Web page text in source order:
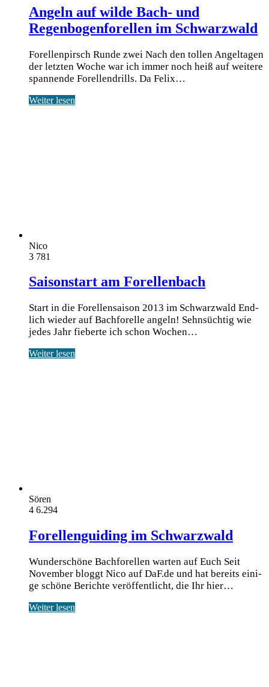
Angeln auf wilde Bach- und
Regenbogenforellen im Schwarzwald
Forellenpirsch Runde zwei Nach den tol­len Angel­ta­gen
der letz­ten Woche war ich immer noch heiß auf wei­te­re
span­nen­de Forel­len­drills. Da Felix…
Weiter lesen
Nico
3 781
Saisonstart am Forellenbach
Start in die Forellensaison 2013 im Schwarzwald End­
lich wie­der auf Bach­fo­rel­le angeln! Sehn­süch­tig wie
jedes Jahr fie­ber­te ich schon Wochen…
Weiter lesen
Sören
4 6.294
Forellenguiding im Schwarzwald
Wunderschöne Bachforellen warten auf Euch Seit
Novem­ber bloggt Nico auf DaF.de und hat bereits eini­
ge schö­ne Berich­te ver­öf­fent­licht, die Ihr hier…
Weiter lesen